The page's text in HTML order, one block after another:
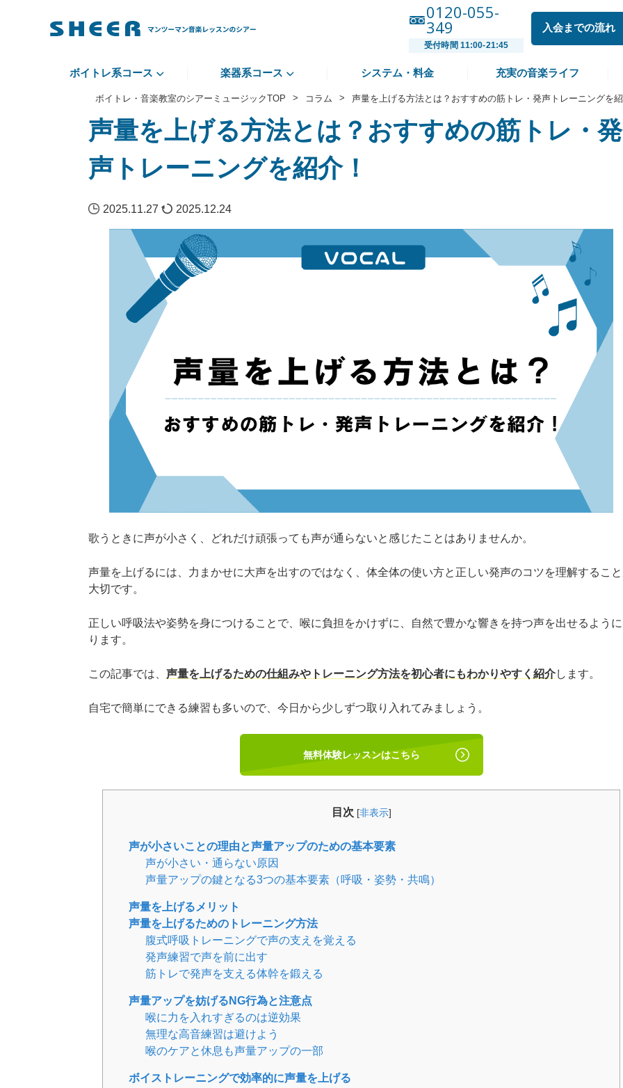
0120-055-
349
受付時間 11:00-21:45
入会までの流れ
ボイトレ系コース 楽器系コース システム・料金 充実の音楽ライフ
ボイトレ・音楽教室のシアーミュージックTOP > コラム > 声量を上げる方法とは？おすすめの筋トレ・発声トレーニングを
声量を上げる方法とは？おすすめの筋トレ・発
声トレーニングを紹介！
2025.11.27 2025.12.24
歌うときに声が小さく、どれだけ頑張っても声が通らないと感じたことはありませんか。
声量を上げるには、力まかせに大声を出すのではなく、体全体の使い方と正しい発声のコツを理解するこ
大切です。
正しい呼吸法や姿勢を身につけることで、喉に負担をかけずに、自然で豊かな響きを持つ声を出せるよう
ります。
この記事では、 声量を上げるための仕組みやトレーニング方法を初心者にもわかりやすく紹介します。
自宅で簡単にできる練習も多いので、今日から少しずつ取り入れてみましょう。
無料体験レッスンはこちら
目次 [非表示]
声が小さいことの理由と声量アップのための基本要素
声が小さい・通らない原因
声量アップの鍵となる3つの基本要素（呼吸・姿勢・共鳴）
声量を上げるメリット
声量を上げるためのトレーニング方法
腹式呼吸トレーニングで声の支えを覚える
発声練習で声を前に出す
筋トレで発声を支える体幹を鍛える
声量アップを妨げるNG行為と注意点
喉に力を入れすぎるのは逆効果
無理な高音練習は避けよう
喉のケアと休息も声量アップの一部
ボイストレーニングで効率的に声量を上げる